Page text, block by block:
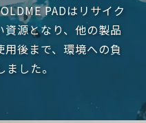
PADはリサイク
源となり、他の製品
後まで、環境への負
した。